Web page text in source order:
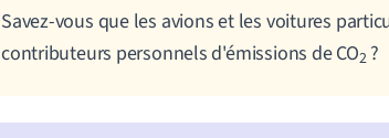
Savez-vous que les avions et les voitures
contributeurs personnels d'émissions de CO2 ?